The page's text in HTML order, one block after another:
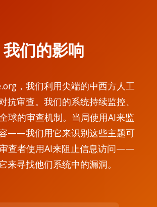
我们的影响
，我们利用尖端的中西方人工
抗审查。我们的系统持续监控、
球的审查机制。当局使用AI来监
——我们用它来识别这些主题可
查者使用AI来阻止信息访问——
来寻找他们系统中的漏洞。